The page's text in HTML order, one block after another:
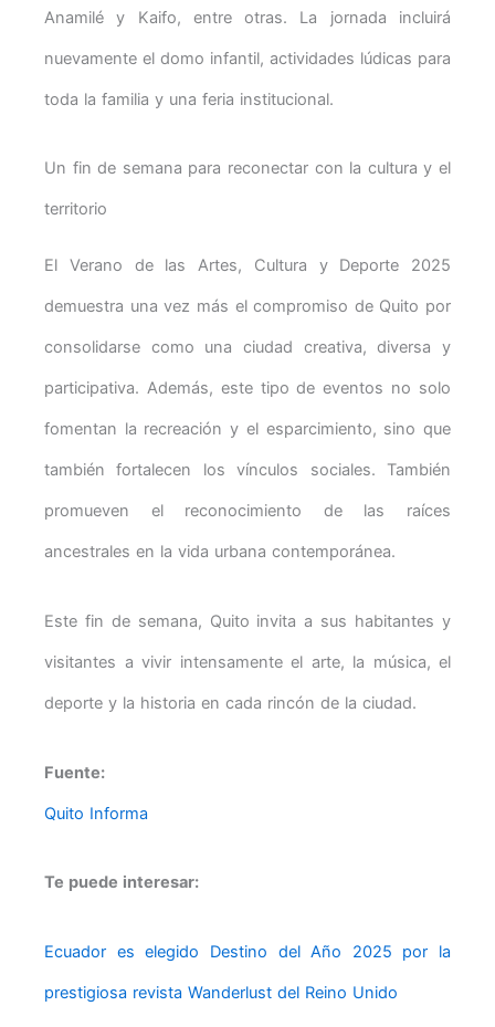
Anamilé y Kaifo, entre otras. La jornada incluirá
nuevamente el domo infantil, actividades lúdicas para
toda la familia y una feria institucional.
Un fin de semana para reconectar con la cultura y el
territorio
El Verano de las Artes, Cultura y Deporte 2025
demuestra una vez más el compromiso de Quito por
consolidarse como una ciudad creativa, diversa y
participativa. Además, este tipo de eventos no solo
fomentan la recreación y el esparcimiento, sino que
también fortalecen los vínculos sociales. También
promueven el reconocimiento de las raíces
ancestrales en la vida urbana contemporánea.
Este fin de semana, Quito invita a sus habitantes y
visitantes a vivir intensamente el arte, la música, el
deporte y la historia en cada rincón de la ciudad.
Fuente:
Quito Informa
Te puede interesar:
Ecuador es elegido Destino del Año 2025 por la
prestigiosa revista Wanderlust del Reino Unido